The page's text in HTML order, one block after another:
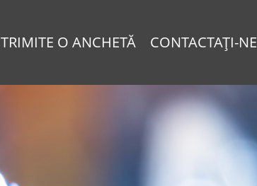
TRIMITE O ANCHETĂ CONTACTAŢI-NE